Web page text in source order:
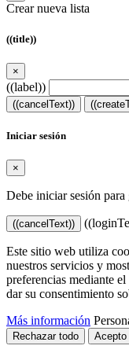
Crear nueva lista
((title))
×
((label))
((cancelText))
Iniciar sesión
×
Debe iniciar sesión para
((cancelText))
Este sitio web utiliza
nuestros servicios y
preferencias mediante
dar su consentimiento
Más información
Rechazar todo Acepto